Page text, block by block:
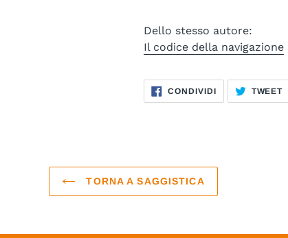
Dello stesso autore:
Il codice della navigazione
CONDIVIDICONDIVIDI
FACEBOOK
TWEET
TORNA A SAGGISTICA